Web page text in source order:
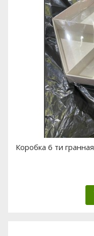
Коробка 6 ти гранная